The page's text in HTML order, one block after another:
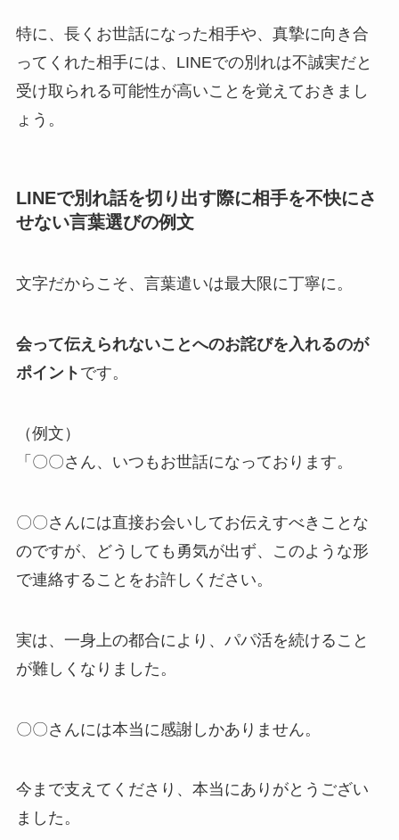
特に、 長くお世話になった相手や、真摯に向き合
ってくれた相手には、LINEでの別れは不誠実だと
受け取られる可能性が高いことを覚えておきまし
ょう。
LINEで別れ話を切り出す際に相手を不快にさ
せない言葉選びの例文
文字だからこそ、言葉遣いは最大限に丁寧に。
会って伝えられないことへのお詫びを入れるのが
ポイント です。
（例文）
「〇〇さん、いつもお世話になっております。
〇〇さんには直接お会いしてお伝えすべきことな
のですが、どうしても勇気が出ず、このような形
で連絡することをお許しください。
実は、一身上の都合により、パパ活を続けること
が難しくなりました。
〇〇さんには本当に感謝しかありません。
今まで支えてくださり、本当にありがとうござい
ました。